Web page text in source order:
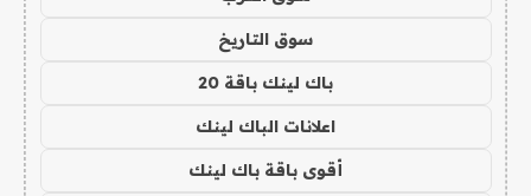
سوق التاريخ
باك لينك باقة 20
اعلانات الباك لينك
أقوى باقة باك لينك